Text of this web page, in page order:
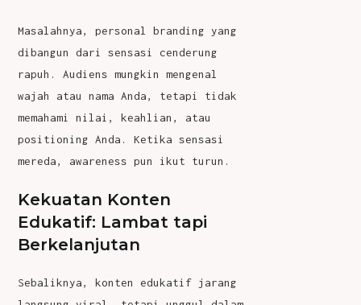
Masalahnya, personal branding yang
dibangun dari sensasi cenderung
rapuh. Audiens mungkin mengenal
wajah atau nama Anda, tetapi tidak
memahami nilai, keahlian, atau
positioning Anda. Ketika sensasi
mereda, awareness pun ikut turun.
Kekuatan Konten
Edukatif: Lambat tapi
Berkelanjutan
Sebaliknya, konten edukatif jarang